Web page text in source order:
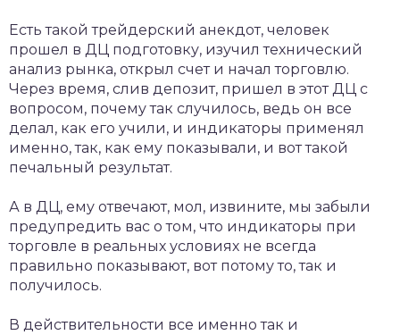
Есть такой трейдерский анекдот, человек
прошел в ДЦ подготовку, изучил технический
анализ рынка, открыл счет и начал торговлю.
Через время, слив депозит, пришел в этот ДЦ с
вопросом, почему так случилось, ведь он все
делал, как его учили, и индикаторы применял
именно, так, как ему показывали, и вот такой
печальный результат.
А в ДЦ, ему отвечают, мол, извините, мы забыли
предупредить вас о том, что индикаторы при
торговле в реальных условиях не всегда
правильно показывают, вот потому то, так и
получилось.
В действительности все именно так и